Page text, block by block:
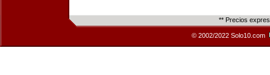
** Precios
© 2002/2022 Solo10.com